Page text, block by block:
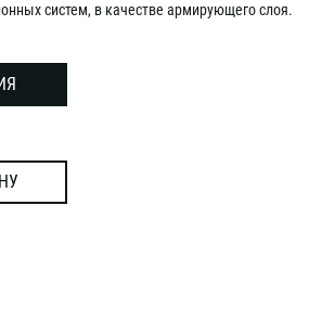
систем, в качестве армирующего слоя.